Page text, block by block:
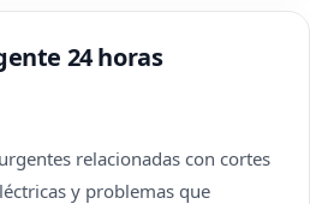
24 horas
relacionadas con cortes
y problemas que